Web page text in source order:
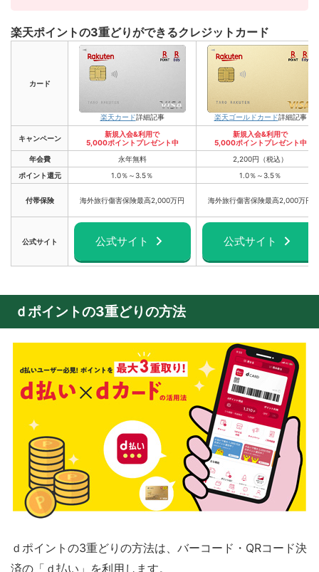
楽天ポイントの3重どりができるクレジットカード
カード
楽天カード詳細記事 楽天ゴールドカード詳細記事
キャンペーン
新規入会&利用で
5,000ポイントプレゼント中
新規入会&利用で
5,000ポイントプレゼント中
年会費
永年無料
2,200円（税込）
ポイント還元
1.0％～3.5％ 1.0％～3.5％
付帯保険 海外旅行傷害保険最高2,000万円 海外旅行傷害保険最高2,000万円
公式サイト 公式サイト 公式サイト
ｄポイントの3重どりの方法
ｄポイントの3重どりの方法は、バーコード・QRコード決
済の「ｄ払い」を利用します。